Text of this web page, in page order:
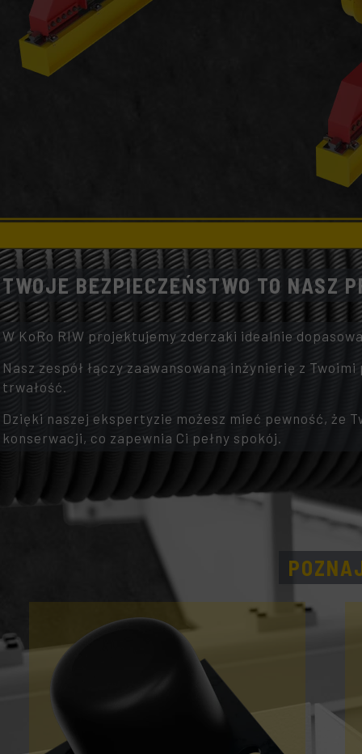
TWOJE BEZPIECZEŃSTWO TO NASZ
W KoRo RIW projektujemy zderzaki idealnie
Nasz zespół łączy zaawansowaną inżynierię z
trwałość.
Dzięki naszej ekspertyzie możesz mieć pewność, że
konserwacji, co zapewnia Ci pełny spokój.